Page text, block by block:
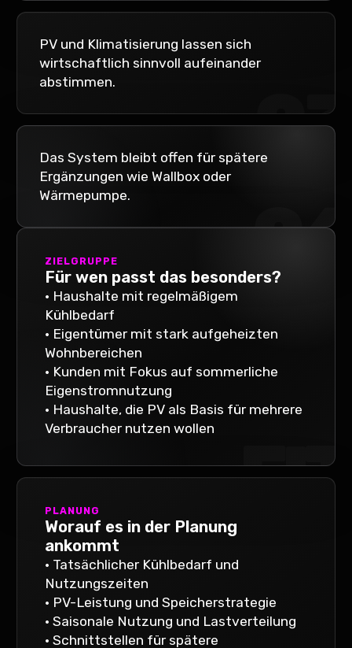
03
PV und Klimatisierung lassen sich
wirtschaftlich sinnvoll aufeinander
abstimmen.
04
Das System bleibt offen für spätere
Ergänzungen wie Wallbox oder
Wärmepumpe.
FIT
ZIELGRUPPE
Für wen passt das besonders?
• Haushalte mit regelmäßigem
Kühlbedarf
• Eigentümer mit stark aufgeheizten
Wohnbereichen
• Kunden mit Fokus auf sommerliche
Eigenstromnutzung
• Haushalte, die PV als Basis für mehrere
Verbraucher nutzen wollen
PLANUNG
Worauf es in der Planung
ankommt
• Tatsächlicher Kühlbedarf und
Nutzungszeiten
• PV-Leistung und Speicherstrategie
• Saisonale Nutzung und Lastverteilung
• Schnittstellen für spätere